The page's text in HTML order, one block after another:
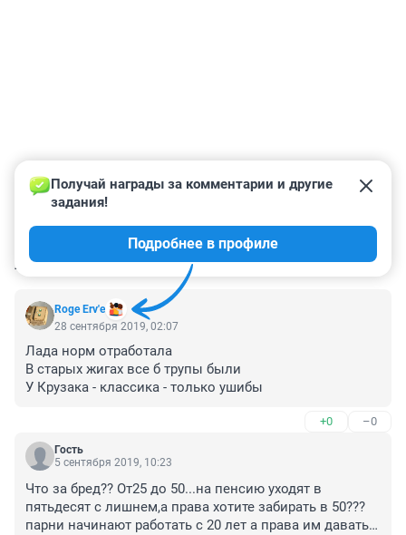
КОММЕНТАРИИ 60
Roge Erv'e
Получай награды за комментарии и другие
задания!
Подробнее в профиле
28 сентября 2019, 02:07
Лада норм отработала
В старых жигах все б трупы были
У Крузака - классика - только ушибы
+0 –0
Гость
5 сентября 2019, 10:23
Что за бред?? От25 до 50...на пенсию уходят в
пятьдесят с лишнем,а права хотите забирать в 50???
парни начинают работать с 20 лет а права им давать в